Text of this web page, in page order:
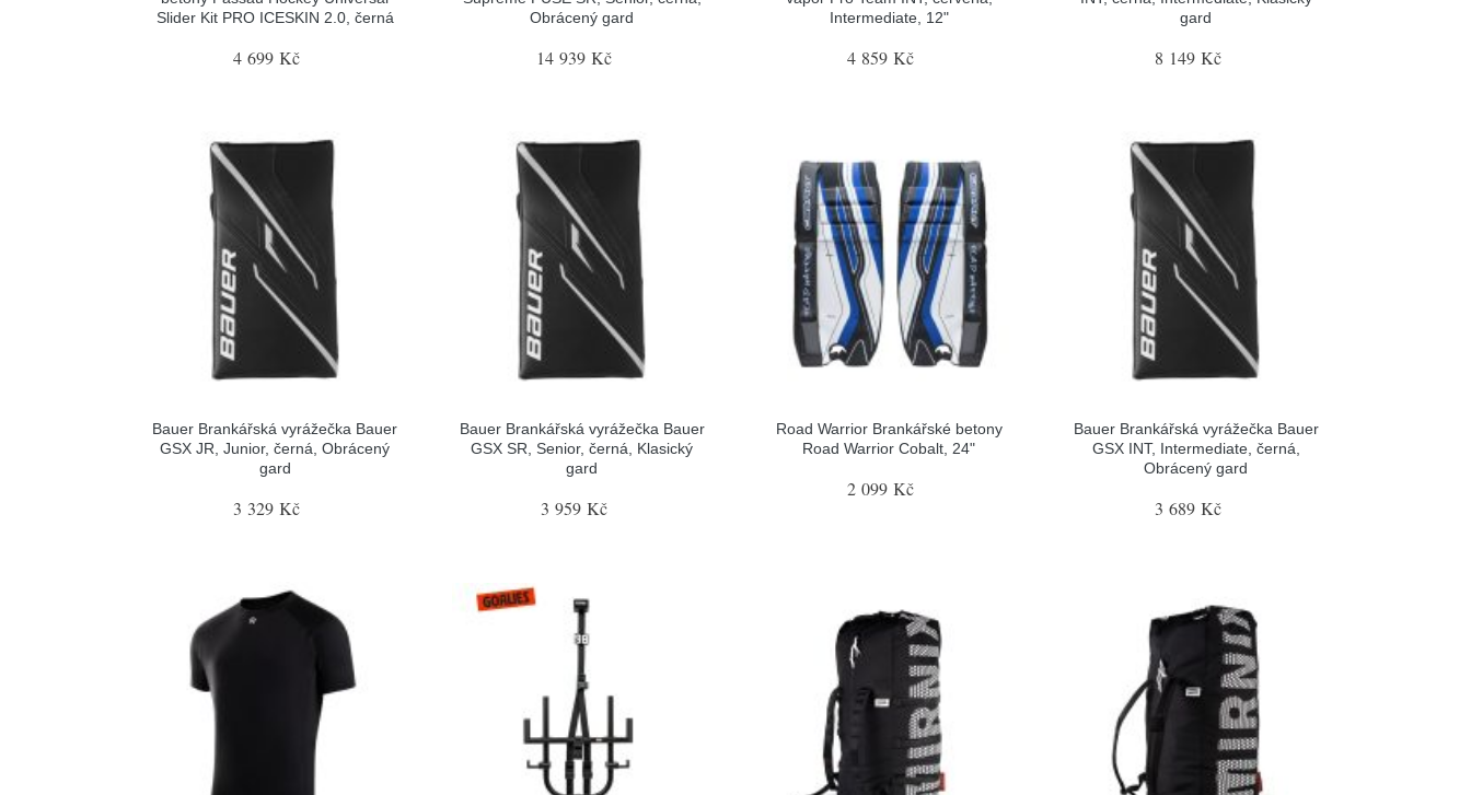
Slider Kit PRO ICESKIN 2.0, černá
4 699 Kč
Obrácený gard
14 939 Kč
Intermediate, 12"
4 859 Kč
gard
8 149 Kč
Bauer Brankářská vyrážečka Bauer
GSX JR, Junior, černá, Obrácený
gard
3 329 Kč
Bauer Brankářská vyrážečka Bauer
GSX SR, Senior, černá, Klasický
gard
3 959 Kč
Road Warrior Brankářské betony
Road Warrior Cobalt, 24"
2 099 Kč
Bauer Brankářská vyrážečka Bauer
GSX INT, Intermediate, černá,
Obrácený gard
3 689 Kč